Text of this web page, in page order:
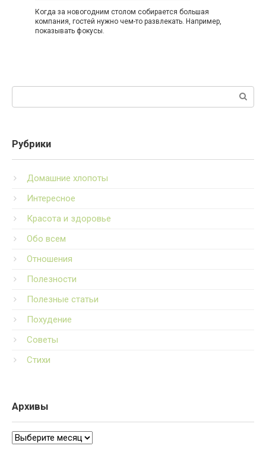
Когда за новогодним столом собирается большая
компания, гостей нужно чем-то развлекать. Например,
показывать фокусы.
Поиск:
Рубрики
Домашние хлопоты
Интересное
Красота и здоровье
Обо всем
Отношения
Полезности
Полезные статьи
Похудение
Советы
Стихи
Архивы
Архивы